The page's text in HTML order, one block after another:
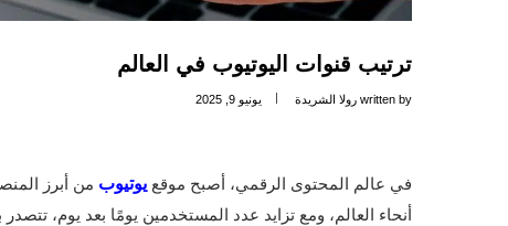
ترتيب قنوات اليوتيوب في العالم
written by رولا الشريدة يونيو 9, 2025
في عالم المحتوى الرقمي، أصبح موقع يوتيوب من أبرز
أنحاء العالم، ومع تزايد عدد المستخدمين يومًا بعد يوم،